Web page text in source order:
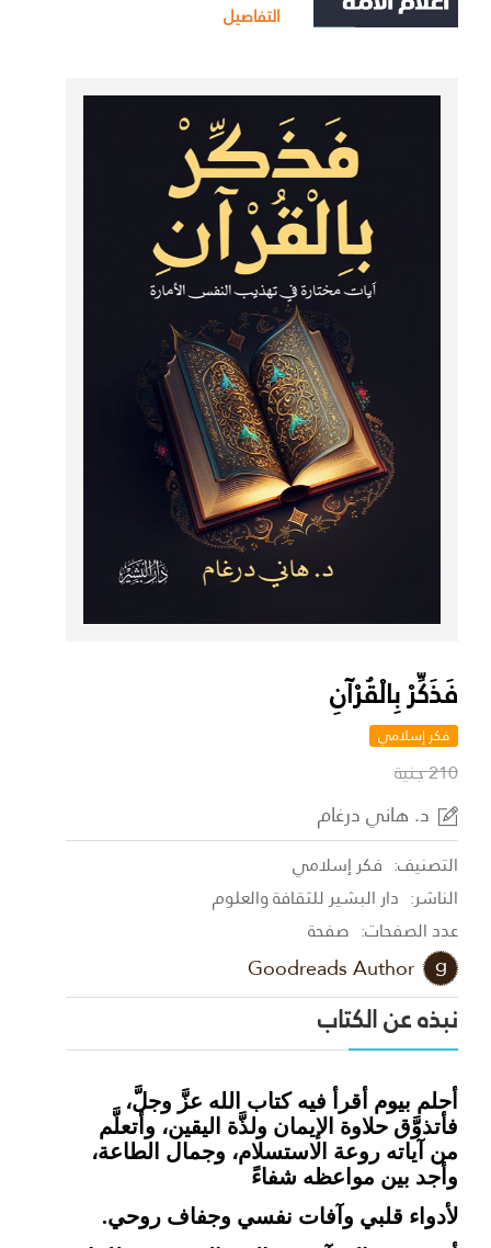
التفاصيل
فَذَكِّرْ بِالْقُرْآنِ
فكر إسلامي
210 جنية
د. هاني درغام
التصنيف: فكر إسلامي
الناشر: دار البشير للثقافة والعلوم
عدد الصفحات: صفحة
Goodreads Author
نبذه عن الكتاب
أحلم بيوم أقرأ فيه كتاب الله عزَّ وجلَّ،
فأتذوَّق حلاوة الإيمان ولذَّة اليقين، وأتعلَّم
من آياته روعة الاستسلام، وجمال الطاعة،
وأجد بين مواعظه شفاءً
لأدواء قلبي وآفات نفسي وجفاف روحي.